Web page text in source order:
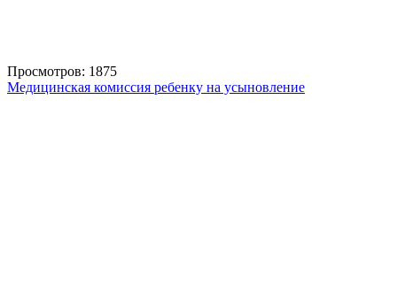
Просмотров: 1875
Медицинская комиссия ребенку на усыновление